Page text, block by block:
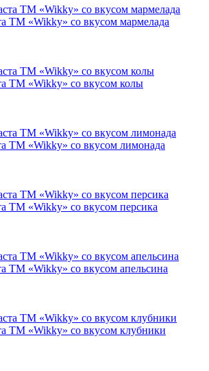
ТМ «Wikky» со вкусом мармелада
ТМ «Wikky» со вкусом колы
ТМ «Wikky» со вкусом лимонада
ТМ «Wikky» со вкусом персика
ТМ «Wikky» со вкусом апельсина
ТМ «Wikky» со вкусом клубники